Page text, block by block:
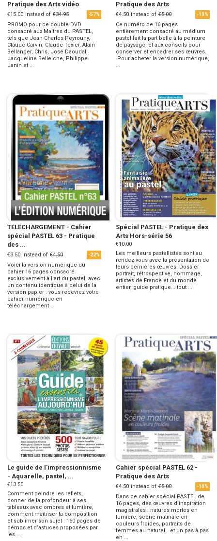
Pratique des Arts vidéo
€15.00 instead of €34.95 -57%
PROMO pour ce double DVD
consacré aux Maitres du PASTEL,
tels que Jean-Charles Peyrouny,
Claude Carvin, Claude Texier, Alain
Bellanger, Chris, José Daoudal,
Jacqueline Belleiche, Philippe
Janin et ...
Pratique des Arts
€4.50 instead of €5.00 -10%
Ce numéro de 16 pages
entièrement consacré au médium
pastel fait la part belle à la peinture
de paysage, et aux conseils pour
conserver et encadrer ses œuvres.
Pour acheter la version numérique,
...
TÉLÉCHARGEMENT - Cahier
spécial PASTEL 63 - Pratique
des ...
€3.50 instead of €4.50 -22%
Voici la version numérique du
cahier 16 pages consacré
exclusivement à l'art du pastel, avec
un contenu identique à celui de la
version papier : vous recevrez votre
cahier numérique en
téléchargement ...
Spécial PASTEL - Pratique des
Arts Hors-série 56
€10.00
Les meilleurs pastellistes sont au
rendez-vous avec la présentation de
leurs dernières œuvres. Dossier
portrait, rétrospective, hommage,
artistes de France et du monde
entier, guide pratique... tout ...
Le guide de l'impressionnisme
- Aquarelle, pastel, ...
€13.50
Comment peindre les reflets,
donner de la profondeur à ses
tableaux avec ombres et lumière,
comment maîtriser la composition
et sublimer son sujet : 160 pages de
démos et d’astuces proposées par
les ...
Cahier spécial PASTEL 62 -
Pratique des Arts
€4.50 instead of €5.00 -10%
Dans ce cahier spécial PASTEL de
16 pages, des œuvres d'inspiration
magistrales : natures mortes en
lumière, scène matinale en
couleurs froides, portraits de
femmes au naturel… et un pas à pas
en ...